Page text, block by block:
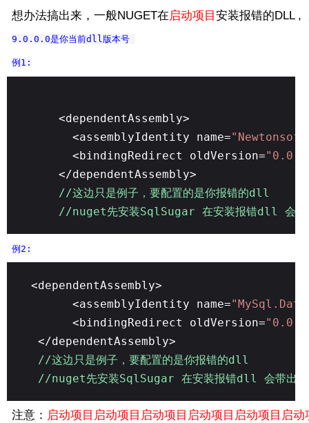
想办法搞出来，一般NUGET在 启动项目安装报错的DLL ,
9.0.0.0是你当前dll版本号
例1:
<dependentAssembly>
<assemblyIdentity name=
<bindingRedirect oldVersion=
</dependentAssembly>
//这边只是例子，要配置的是你报错的dll
//nuget先安装SqlSugar 在安装报错dll 会带
例2:
<dependentAssembly>
<assemblyIdentity name=
<bindingRedirect oldVersion=
</dependentAssembly>
//这边只是例子，要配置的是你报错的dll
//nuget先安装SqlSugar 在安装报错dll 会带出这
注意： 启动项目 启动项目 启动项目 启动项目 启动项目 启动